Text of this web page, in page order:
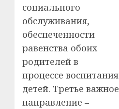
социального
обслуживания,
обеспеченности
равенства обоих
родителей в
процессе воспитания
детей. Третье важное
направление –